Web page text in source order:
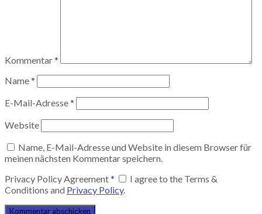
Kommentar*
Name*
E-Mail-Adresse*
Website
Name, E-Mail-Adresse und Website in diesem Browser für
meinen nächsten Kommentar speichern.
Privacy Policy Agreement*
I agree to the Terms &
Conditions and Privacy Policy.